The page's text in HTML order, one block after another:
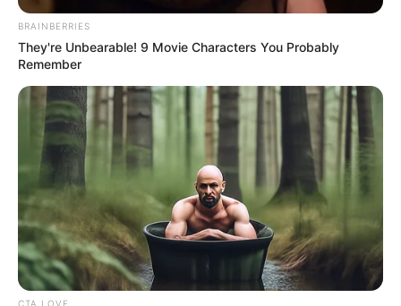
Biodata & Profil
Nama Lengkap: Aqeela Aza Calista
Nama Panggung: Aqeela Calista
Nama Panggilan: Aqeela
Tempat, Tanggal Lahir: Bekasi, Jawa Barat, 14 Juni 2008
Kewarganegaraan: Indonesia
BRAINBERRIES
They're Unbearable! 9 Movie Characters You Probably
Remember
CTA LOVE